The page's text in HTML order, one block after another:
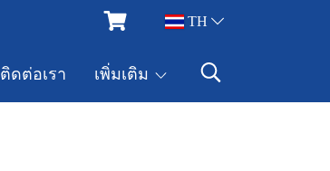
TH
ติดต่อเรา เพิ่มเติม